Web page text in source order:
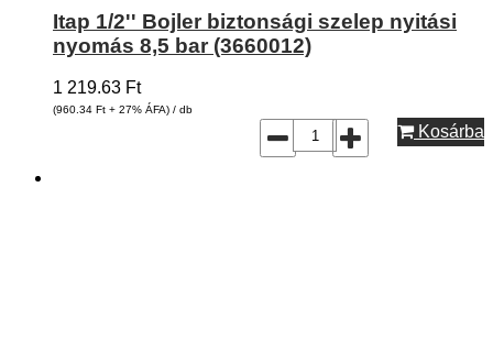
Itap 1/2'' Bojler biztonsági szelep nyitási
nyomás 8,5 bar (3660012)
1 219.63 Ft
(960.34 Ft + 27% ÁFA) / db
Kosárba